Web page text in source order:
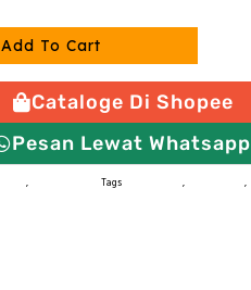
Add To Cart
Cataloge Di Shopee
Pesan Lewat Whatsapp
, Tags , ,